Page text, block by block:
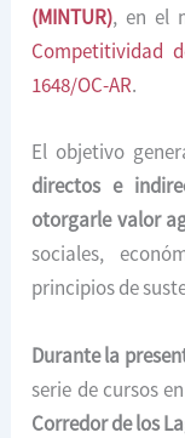
(MINTUR), en el
Competitividad
1648/OC-AR.
El objetivo
directos e
otorgarle valor
sociales,
principios de
Durante la
serie de cursos
Corredor de los